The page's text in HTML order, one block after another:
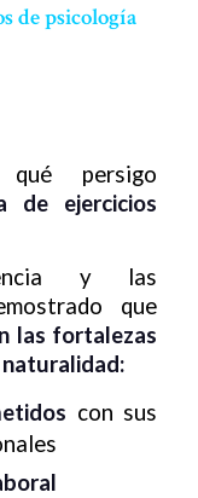
de psicología
qué persigo
de ejercicios
y las
que
las fortalezas
con sus